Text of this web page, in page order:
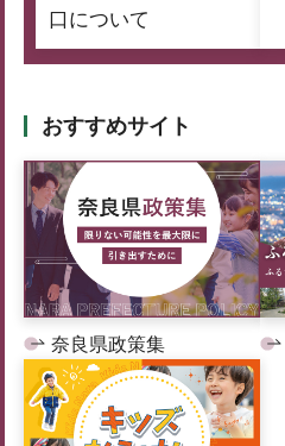
口について
おすすめサイト
奈良県政策集